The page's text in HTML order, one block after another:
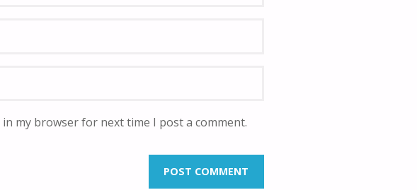
in my browser for next time I post a comment.